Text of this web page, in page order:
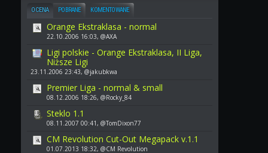
OCENA POBRANE KOMENTOWANE
Orange Ekstraklasa - normal
22.10.2006 16:03, @AXA
Ligi polskie - Orange Ekstraklasa, II Liga,
Niższe Ligi
23.11.2006 23:43, @jakubkwa
Premier Liga - normal & small
08.12.2006 18:26, @Rocky_84
Steklo 1.1
08.11.2007 00:41, @TomDixon77
CM Revolution Cut-Out Megapack v.1.1
01.07.2013 18:32, @CM Revolution